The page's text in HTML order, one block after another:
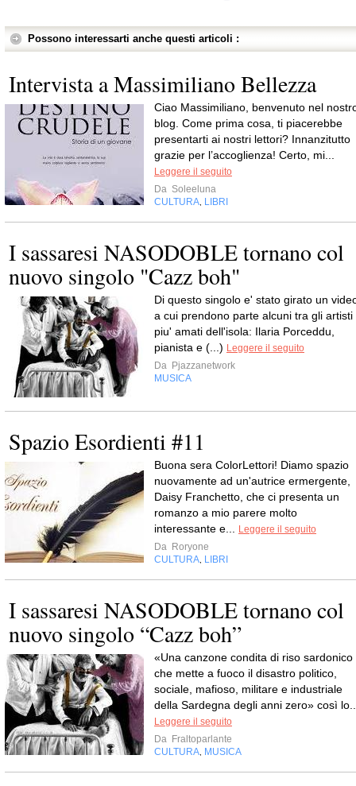
Possono interessarti anche questi articoli :
Intervista a Massimiliano Bellezza
Ciao Massimiliano, benvenuto nel
blog. Come prima cosa, ti piacerebbe
presentarti ai nostri lettori? Innanzitutto
grazie per l’accoglienza! Certo, mi...
Leggere il seguito
Da Soleeluna
CULTURA, LIBRI
I sassaresi NASODOBLE tornano col
nuovo singolo "Cazz boh"
Di questo singolo e' stato girato un
a cui prendono parte alcuni tra gli artisti
piu' amati dell'isola: Ilaria Porceddu,
pianista e (...) Leggere il seguito
Da Pjazzanetwork
MUSICA
Spazio Esordienti #11
Buona sera ColorLettori! Diamo spazio
nuovamente ad un'autrice ermergente,
Daisy Franchetto, che ci presenta un
romanzo a mio parere molto
interessante e... Leggere il seguito
Da Roryone
CULTURA, LIBRI
I sassaresi NASODOBLE tornano col
nuovo singolo “Cazz boh”
«Una canzone condita di riso sardonico
che mette a fuoco il disastro politico,
sociale, mafioso, militare e industriale
della Sardegna degli anni zero» così
Leggere il seguito
Da Fraltoparlante
CULTURA, MUSICA